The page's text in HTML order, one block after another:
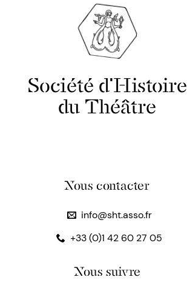
Société d'Histoire
du Théâtre
Nous contacter
info@sht.asso.fr
+33 (0)1 42 60 27 05
Nous suivre